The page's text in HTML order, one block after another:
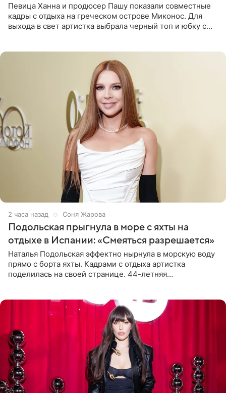
Певица Ханна и продюсер Пашу показали совместные
кадры с отдыха на греческом острове Миконос. Для
выхода в свет артистка выбрала черный топ и юбку с
2 часа назад Соня Жарова
Подольская прыгнула в море с яхты на
отдыхе в Испании: «Смеяться разрешается»
Наталья Подольская эффектно нырнула в морскую воду
прямо с борта яхты. Кадрами с отдыха артистка
поделилась на своей странице. 44-летняя